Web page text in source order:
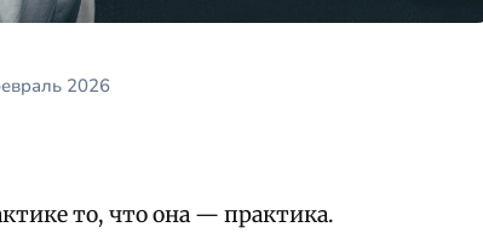
2026
то, что она — практика.